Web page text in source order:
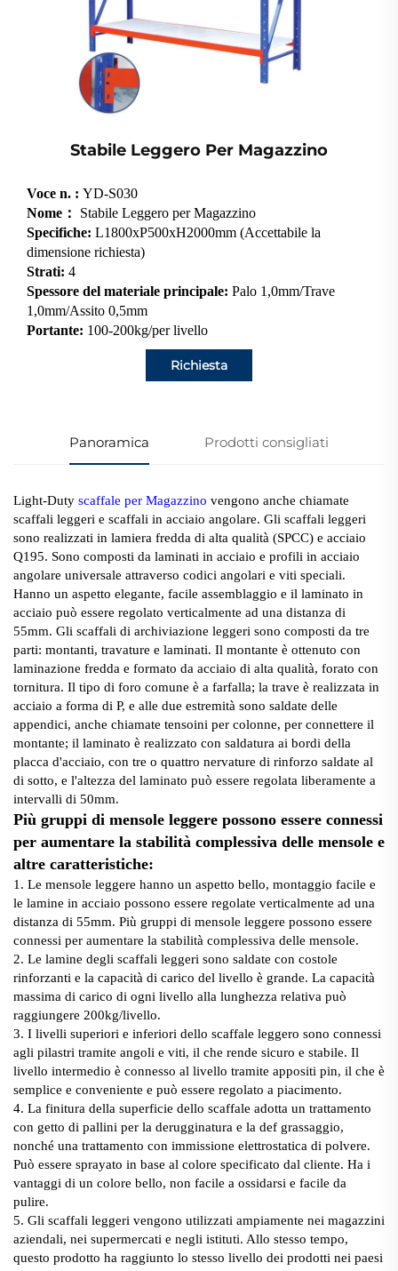
Stabile Leggero Per Magazzino
Voce n. : YD-S030
Nome： Stabile Leggero per Magazzino
Specifiche: L1800xP500xH2000mm (Accettabile la
dimensione richiesta)
Strati: 4
Spessore del materiale principale: Palo 1,0mm/Trave
1,0mm/Assito 0,5mm
Portante: 100-200kg/per livello
Richiesta
Panoramica Prodotti consigliati
Light-Duty scaffale per Magazzino vengono anche chiamate
scaffali leggeri e scaffali in acciaio angolare. Gli scaffali leggeri
sono realizzati in lamiera fredda di alta qualità (SPCC) e acciaio
Q195. Sono composti da laminati in acciaio e profili in acciaio
angolare universale attraverso codici angolari e viti speciali.
Hanno un aspetto elegante, facile assemblaggio e il laminato in
acciaio può essere regolato verticalmente ad una distanza di
55mm. Gli scaffali di archiviazione leggeri sono composti da tre
parti: montanti, travature e laminati. Il montante è ottenuto con
laminazione fredda e formato da acciaio di alta qualità, forato con
tornitura. Il tipo di foro comune è a farfalla; la trave è realizzata in
acciaio a forma di P, e alle due estremità sono saldate delle
appendici, anche chiamate tensoini per colonne, per connettere il
montante; il laminato è realizzato con saldatura ai bordi della
placca d'acciaio, con tre o quattro nervature di rinforzo saldate al
di sotto, e l'altezza del laminato può essere regolata liberamente a
intervalli di 50mm.
Più gruppi di mensole leggere possono essere connessi
per aumentare la stabilità complessiva delle mensole e
altre caratteristiche:
1. Le mensole leggere hanno un aspetto bello, montaggio facile e
le lamine in acciaio possono essere regolate verticalmente ad una
distanza di 55mm. Più gruppi di mensole leggere possono essere
connessi per aumentare la stabilità complessiva delle mensole.
2. Le lamine degli scaffali leggeri sono saldate con costole
rinforzanti e la capacità di carico del livello è grande. La capacità
massima di carico di ogni livello alla lunghezza relativa può
raggiungere 200kg/livello.
3. I livelli superiori e inferiori dello scaffale leggero sono connessi
agli pilastri tramite angoli e viti, il che rende sicuro e stabile. Il
livello intermedio è connesso al livello tramite appositi pin, il che è
semplice e conveniente e può essere regolato a piacimento.
4. La finitura della superficie dello scaffale adotta un trattamento
con getto di pallini per la derugginatura e la def grassaggio,
nonché una trattamento con immissione elettrostatica di polvere.
Può essere sprayato in base al colore specificato dal cliente. Ha i
vantaggi di un colore bello, non facile a ossidarsi e facile da
pulire.
5. Gli scaffali leggeri vengono utilizzati ampiamente nei magazzini
aziendali, nei supermercati e negli istituti. Allo stesso tempo,
questo prodotto ha raggiunto lo stesso livello dei prodotti nei paesi